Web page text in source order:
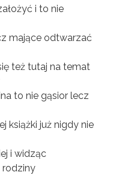
i to nie
mające odtwarzać
też tutaj na temat
to nie gąsior lecz
książki już nigdy nie
i widząc
rodziny